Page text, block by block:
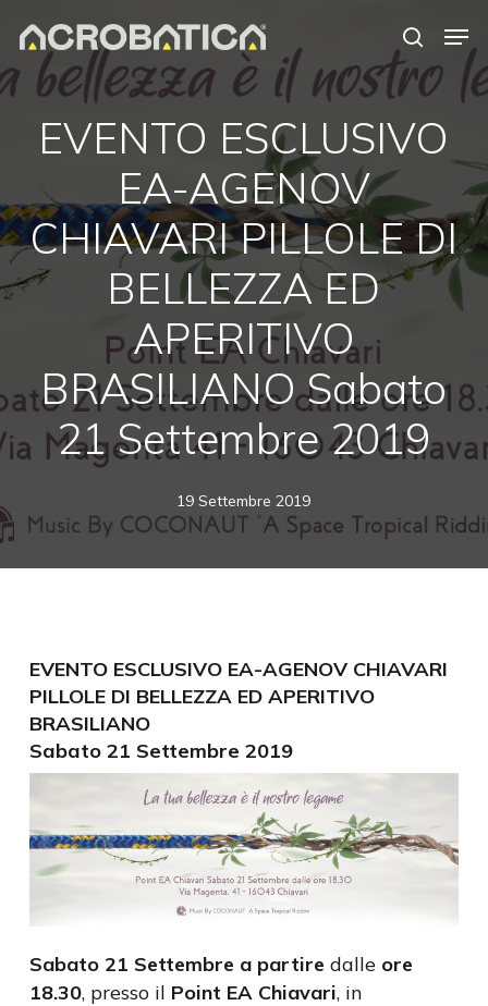
main
content
search
EVENTO ESCLUSIVO
EA-AGENOV
CHIAVARI PILLOLE DI
BELLEZZA ED
APERITIVO
BRASILIANO Sabato
21 Settembre 2019
19 Settembre 2019
EVENTO ESCLUSIVO EA-AGENOV CHIAVARI
PILLOLE DI BELLEZZA ED APERITIVO
BRASILIANO
Sabato 21 Settembre 2019
Sabato 21 Settembre a partire dalle ore
18.30, presso il Point EA Chiavari, in
Close
Menu